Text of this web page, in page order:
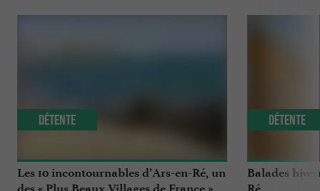
Les 10 incontournables d’Ars-en-Ré, un
des « Plus Beaux Villages de France »
Détente
Balades
Ré
Détente